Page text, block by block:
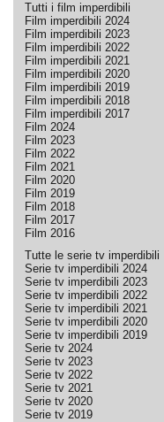
Tutti i film imperdibili
Film imperdibili 2024
Film imperdibili 2023
Film imperdibili 2022
Film imperdibili 2021
Film imperdibili 2020
Film imperdibili 2019
Film imperdibili 2018
Film imperdibili 2017
Film 2024
Film 2023
Film 2022
Film 2021
Film 2020
Film 2019
Film 2018
Film 2017
Film 2016
Tutte le serie tv imperdibili
Serie tv imperdibili 2024
Serie tv imperdibili 2023
Serie tv imperdibili 2022
Serie tv imperdibili 2021
Serie tv imperdibili 2020
Serie tv imperdibili 2019
Serie tv 2024
Serie tv 2023
Serie tv 2022
Serie tv 2021
Serie tv 2020
Serie tv 2019